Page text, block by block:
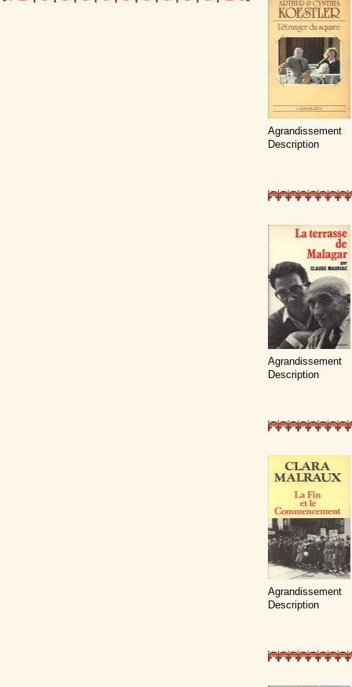
Agrandissement
Description
Agrandissement
Description
Agrandissement
Description